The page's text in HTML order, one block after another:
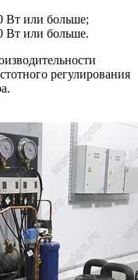
Вт или больше;
Вт или больше.
регулирования